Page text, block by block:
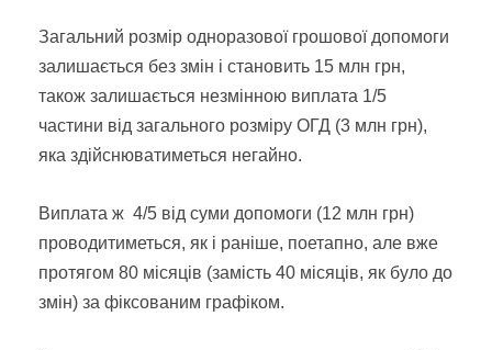
Загальний розмір одноразової грошової допомоги
залишається без змін і становить 15 млн грн,
також залишається незмінною виплата 1/5
частини від загального розміру ОГД (3 млн грн),
яка здійснюватиметься негайно.
Виплата ж 4/5 від суми допомоги (12 млн грн)
проводитиметься, як і раніше, поетапно, але вже
протягом 80 місяців (замість 40 місяців, як було до
змін) за фіксованим графіком.